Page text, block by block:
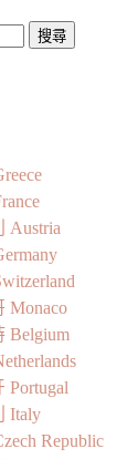
Austria
Monaco
Belgium
Portugal
Italy
Republic